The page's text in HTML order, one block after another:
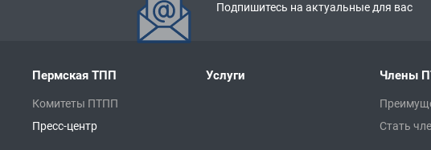
Подпишитесь на актуальные для вас
Пермская ТПП
Комитеты ПТПП
Пресс-центр
Услуги Члены
Стать